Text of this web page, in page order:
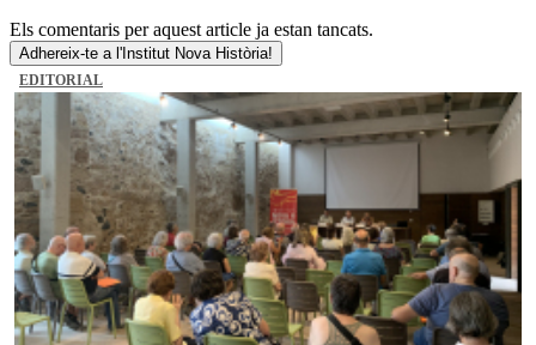
Els comentaris per aquest article ja estan tancats.
Adhereix-te a l'Institut Nova Història!
EDITORIAL